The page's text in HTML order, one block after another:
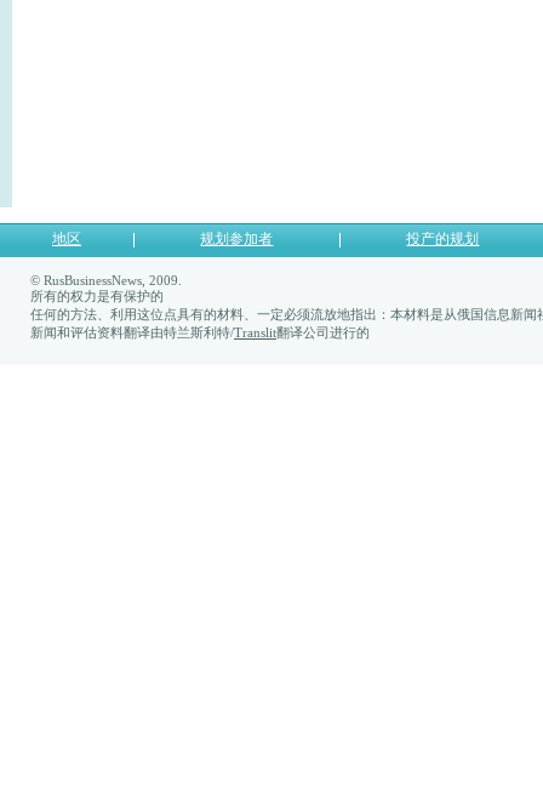
地区 规划参加者 投产的规划
© RusBusinessNews, 2009.
所有的权力是有保护的
任何的方法、利用这位点具有的材料、一定必须流放地指出：本材料是从俄国信息新闻
新闻和评估资料翻译由特兰斯利特/Translit翻译公司进行的